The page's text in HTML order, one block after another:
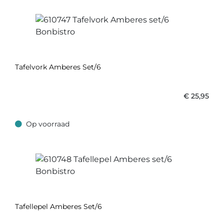
Tafelvork Amberes Set/6
€ 25,95
Op voorraad
Op voorraad
Tafellepel Amberes Set/6